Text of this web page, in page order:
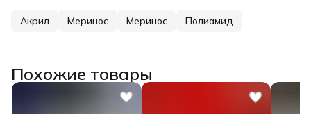
Акрил Меринос Меринос Полиамид
Похожие товары